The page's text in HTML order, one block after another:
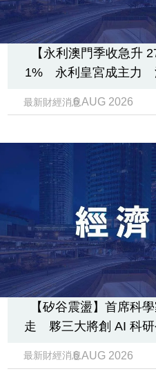
【永利澳門季收急升
1% 永利皇宮成主力
最新財經消息6 AUG 2026
【矽谷震盪】首席科
走 夥三大將創 AI 科
最新財經消息6 AUG 2026